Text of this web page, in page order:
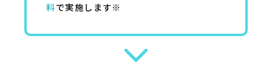
料で実施します※